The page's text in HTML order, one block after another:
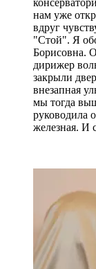
нам уже
вдруг
"Стой". Я
Борисовна.
дирижер
закрыли
внезапная
мы тогда
руководила
железная. И